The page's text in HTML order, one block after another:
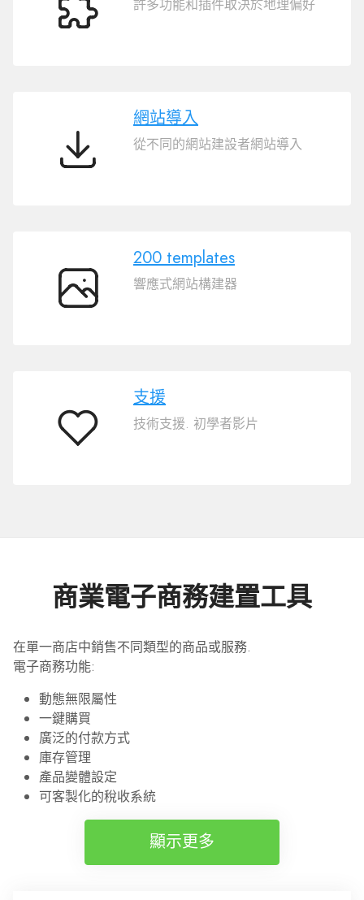
許
許多功能和插件取決於地理偏好
網
網站導入
從不同的網站建設者網站導入
200
200 templates
響應式網站構建器
支
支援
技術支援. 初學者影片
商業電子商務建置工具
在單一商店中銷售不同類型的商品或服務.
電子商務功能:
動態無限屬性
一鍵購買
廣泛的付款方式
庫存管理
產品變體設定
可客製化的稅收系統
顯示更多